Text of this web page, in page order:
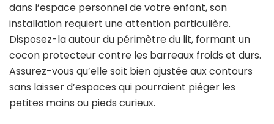
dans l’espace personnel de votre enfant, son
installation requiert une attention particulière.
Disposez-la autour du périmètre du lit, formant un
cocon protecteur contre les barreaux froids et durs.
Assurez-vous qu’elle soit bien ajustée aux contours
sans laisser d’espaces qui pourraient piéger les
petites mains ou pieds curieux.